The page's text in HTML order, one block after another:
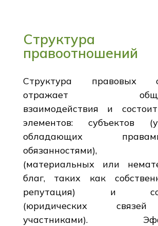
Структура
правоотношений
Структура правовых
отражает
взаимодействия и
элементов: субъектов
обладающих
обязанностями),
(материальных или
благ, таких как
репутация) и
(юридических
участниками).